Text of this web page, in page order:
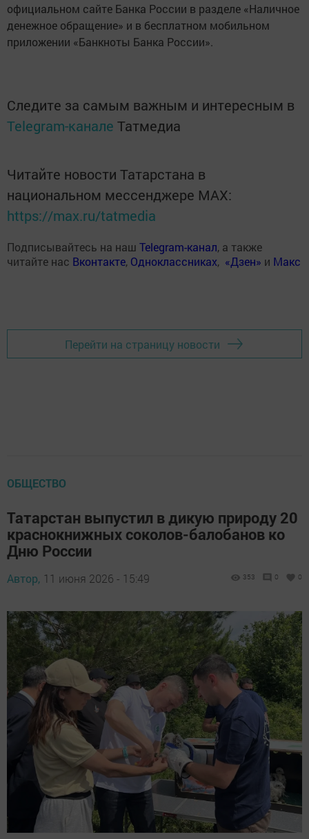
официальном сайте Банка России в разделе «Наличное
денежное обращение» и в бесплатном мобильном
приложении «Банкноты Банка России».
Следите за самым важным и интересным в
Telegram-канале Татмедиа
Читайте новости Татарстана в
национальном мессенджере MАХ:
https://max.ru/tatmedia
Подписывайтесь на наш Telegram-канал, а также
читайте нас Вконтакте, Одноклассниках, «Дзен» и Макс
Перейти на страницу новости
ОБЩЕСТВО
Татарстан выпустил в дикую природу 20
краснокнижных соколов-балобанов ко
Дню России
Автор, 11 июня 2026 - 15:49 353 0 0